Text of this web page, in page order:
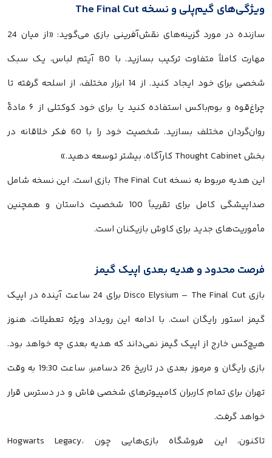
ویژگی‌های گیم‌پلی و نسخه The Final Cut
سازنده در مورد گزینه‌های نقش‌آفرینی بازی می‌گوید: «از میان 24
مهارت کاملاً متفاوت ترکیب بسازید. با 80 آیتم لباس، یک سبک
شخصی برای خود ایجاد کنید. از 14 ابزار مختلف، از اسلحه گرفته تا
چراغ‌قوه و بوم‌باکس استفاده کنید یا برای خود کوکتلی از ۶ مادهٔ
روان‌گردان مختلف بسازید. شخصیت خود را با 60 فکر خلاقانه در
بخش Thought Cabinet کارآگاه، بیشتر توسعه دهید.»
این هدیه مربوط به نسخه The Final Cut بازی است. این نسخه شامل
صداپیشگی کامل برای تقریباً 100 شخصیت داستان و همچنین
مأموریت‌های جدید برای کاوش بازیکنان است.
فرصت محدود و هدیه بعدی اپیک گیمز
بازی Disco Elysium – The Final Cut برای 24 ساعت آینده در اپیک
گیمز استور رایگان است. با ادامه این رویداد ویژه تعطیلات، هنوز
هیچ‌کس خارج از اپیک گیمز نمی‌داند که هدیه بعدی چه خواهد بود.
بازی رایگان و مرموز بعدی در تاریخ 26 دسامبر، ساعت 19:30 به وقت
تهران برای تمام کاربران کامپیوترهای شخصی فاش و در دسترس قرار
خواهد گرفت.
تاکنون، این فروشگاه بازی‌هایی چون Hogwarts Legacy،